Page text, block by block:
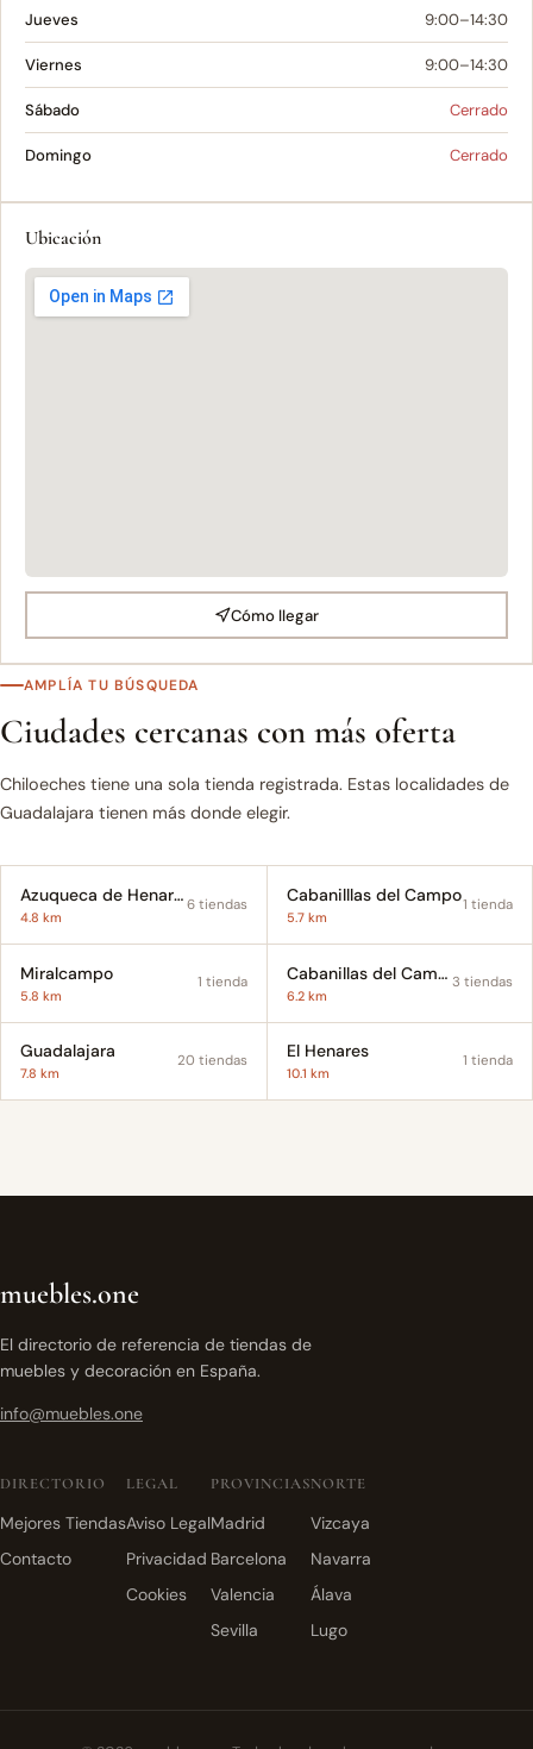
Jueves 9:00–14:30
Viernes 9:00–14:30
Sábado Cerrado
Domingo Cerrado
Ubicación
Cómo llegar
AMPLÍA TU BÚSQUEDA
Ciudades cercanas con más oferta
Chiloeches tiene una sola tienda registrada. Estas localidades de
Guadalajara tienen más donde elegir.
Azuqueca de Henares
4.8 km
6 tiendas Cabanilllas del Campo
5.7 km
1 tienda
Miralcampo
5.8 km
1 tienda Cabanillas del Campo
6.2 km
3 tiendas
Guadalajara
7.8 km
20 tiendas El Henares
10.1 km
1 tienda
muebles.one
El directorio de referencia de tiendas de
muebles y decoración en España.
info@muebles.one
DIRECTORIO
Mejores Tiendas
Contacto
LEGAL
Aviso Legal
Privacidad
Cookies
PROVINCIAS
Madrid
Barcelona
Valencia
Sevilla
NORTE
Vizcaya
Navarra
Álava
Lugo